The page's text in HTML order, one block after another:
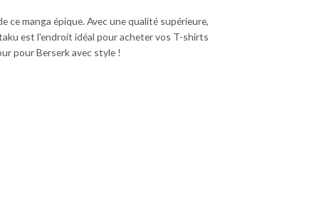
manga épique. Avec une qualité supérieure,
est l'endroit idéal pour acheter vos T-shirts
pour Berserk avec style !